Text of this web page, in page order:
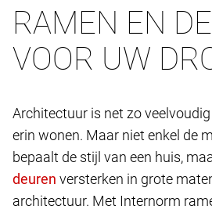
RAMEN EN
VOOR UW
Architectuur is net zo
erin wonen. Maar niet enkel de
bepaalt de stijl van een huis,
versterken in grote
architectuur. Met Internorm